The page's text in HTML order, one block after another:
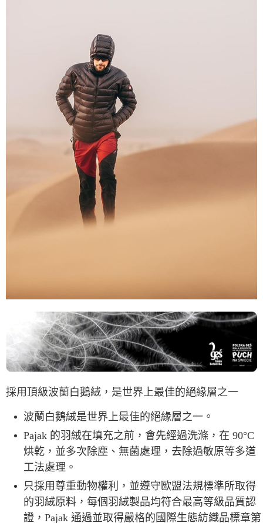
採用頂級波蘭白鵝絨，是世界上最佳的絕緣層之一
波蘭白鵝絨是世界上最佳的絕緣層之一。
Pajak 的羽絨在填充之前，會先經過洗滌，在 90°C
烘乾，並多次除塵、無菌處理，去除過敏原等多道
工法處理。
只採用尊重動物權利，並遵守歐盟法規標準所取得
的羽絨原料，每個羽絨製品均符合最高等級品質認
證，Pajak 通過並取得嚴格的國際生態紡織品標章第